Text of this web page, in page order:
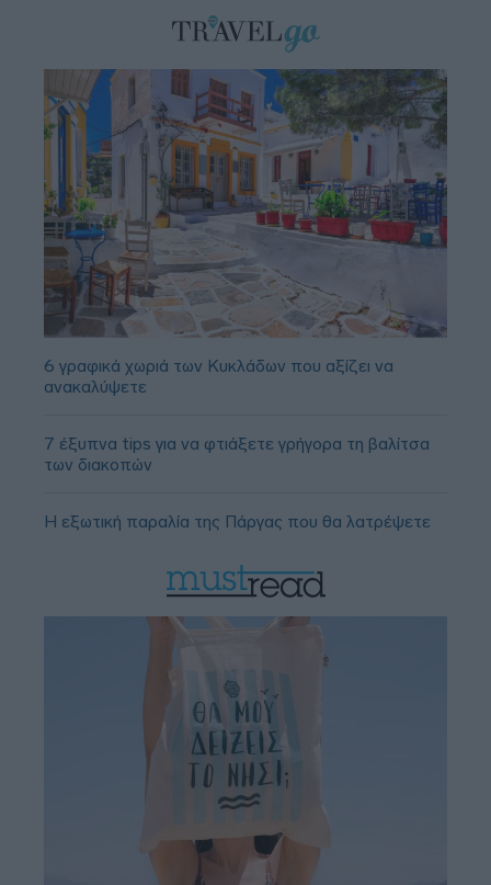
6 γραφικά χωριά των Κυκλάδων που αξίζει να
ανακαλύψετε
7 έξυπνα tips για να φτιάξετε γρήγορα τη βαλίτσα
των διακοπών
Η εξωτική παραλία της Πάργας που θα λατρέψετε